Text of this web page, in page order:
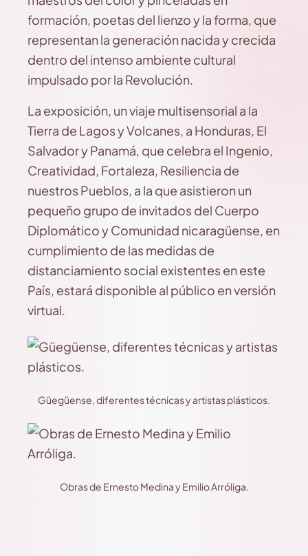
formación, poetas del lienzo y la forma, que
representan la generación nacida y crecida
dentro del intenso ambiente cultural
impulsado por la Revolución.
La exposición, un viaje multisensorial a la
Tierra de Lagos y Volcanes, a Honduras, El
Salvador y Panamá, que celebra el Ingenio,
Creatividad, Fortaleza, Resiliencia de
nuestros Pueblos, a la que asistieron un
pequeño grupo de invitados del Cuerpo
Diplomático y Comunidad nicaragüense, en
cumplimiento de las medidas de
distanciamiento social existentes en este
País, estará disponible al público en versión
virtual.
Güegüense, diferentes técnicas y artistas plásticos.
Obras de Ernesto Medina y Emilio Arróliga.